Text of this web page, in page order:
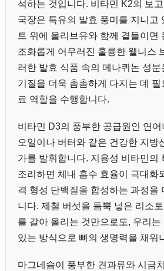
석하는 것입니다. 비타민 K2의 보
국장은 특유의 발효 풍미를 지니고
트 위에 올리브유와 함께 곁들이면
조화롭게 어우러진 훌륭한 웰니스
러한 발효 식품 속의 메나퀴논 성분
기질을 더욱 촘촘하게 다지는 데 필
료 역할을 수행합니다.
비타민 D3의 풍부한 공급원인 연
오일이나 버터와 같은 건강한 지방
가를 발휘합니다. 지용성 비타민의
조리하면 체내 흡수 효율이 극대화
격 형성 단백질을 합성하는 과정을
니다. 제철 버섯을 듬뿍 넣은 리소
를 갈아 올리는 것만으로도, 우리
있는 방식으로 뼈의 생명력을 채워
마그네슘이 풍부한 견과류와 시금